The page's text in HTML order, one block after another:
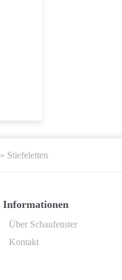
» Stiefeletten
Informationen
Über Schaufenster
Kontakt